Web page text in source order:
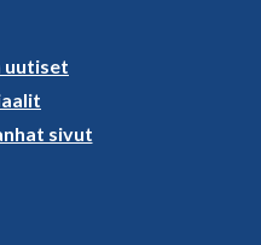
uutiset
sivut